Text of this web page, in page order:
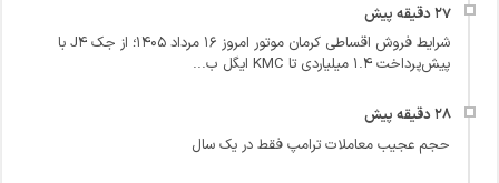
شرایط فروش اقساطی کرمان موتور امروز ۱۶ مرداد ۱۴۰۵؛ از جک J4 با
پیش‌پرداخت ۱.۴ میلیاردی تا KMC ایگل ب...
حجم عجیب معاملات ترامپ فقط در یک سال